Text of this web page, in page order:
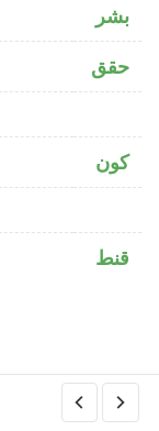
بشر
حقق
كون
قنط